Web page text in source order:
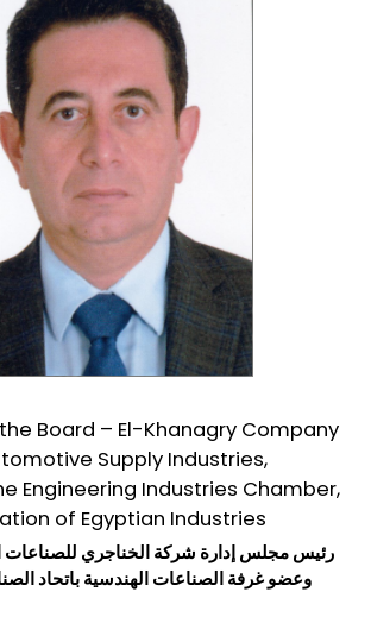
Board – El-Khanagry Company
Supply Industries,
Engineering Industries Chamber,
of Egyptian Industries
رئيس مجلس إدارة شركة الخناجري للصناعات
وعضو غرفة الصناعات الهندسية باتحاد